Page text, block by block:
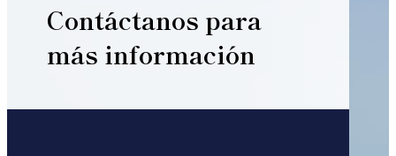
Contáctanos para
más información